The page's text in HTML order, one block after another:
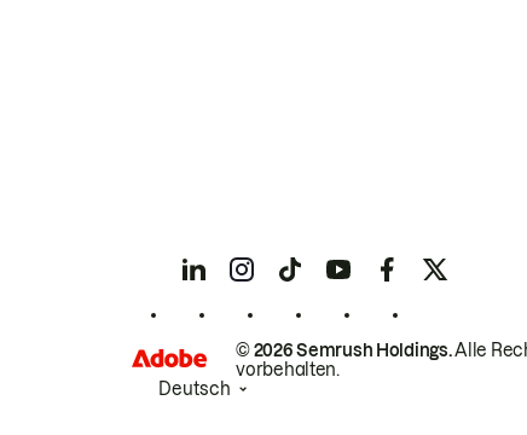
© 2026 Semrush Holdings.Alle
vorbehalten.
Deutsch